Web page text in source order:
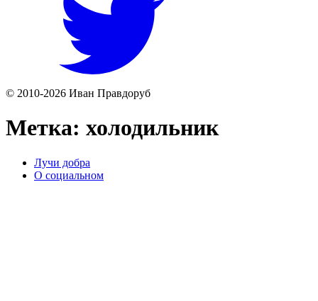
© 2010-2026 Иван Правдоруб
Метка: холодильник
Лучи добра
О социальном